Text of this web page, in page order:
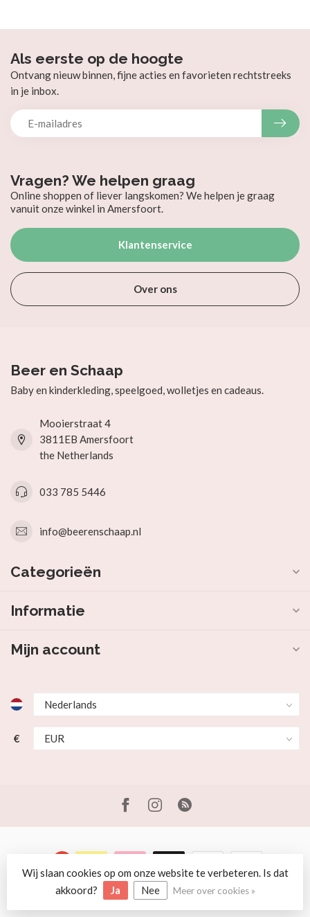
Vragen? We helpen graag
Online shoppen of liever langskomen? We helpen je graag
vanuit onze winkel in Amersfoort.
Klantenservice
Over ons
Als eerste op de hoogte
Ontvang nieuw binnen, fijne acties en favorieten rechtstreeks
in je inbox.
Beer en Schaap
Baby en kinderkleding, speelgoed, wolletjes en cadeaus.
Mooierstraat 4
3811EB Amersfoort
the Netherlands
033 785 5446
info@beerenschaap.nl
Categorieën
Informatie
Mijn account
€
© Copyright 2026 Beer en Schaap
Wij slaan cookies op om onze website te verbeteren. Is dat
akkoord?
Ja Nee Meer over cookies »